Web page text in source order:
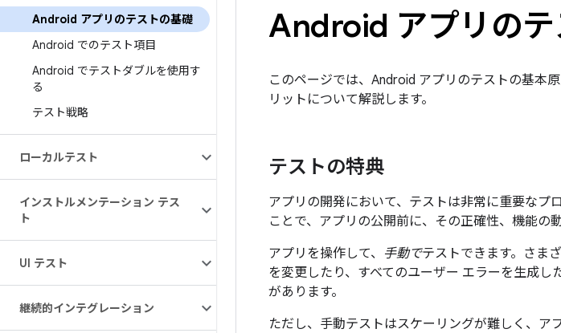
Android アプリのテストの基礎
Android でのテスト項目
Android でテストダブルを使用す
る
テスト戦略
ローカルテスト
インストルメンテーション テス
ト
UI テスト
継続的インテグレーション
Android アプリの
このページでは、Android アプリのテストの基本
リットについて解説します。
テストの特典
アプリの開発において、テストは非常に重要なプ
ことで、アプリの公開前に、その正確性、機能の
アプリを操作して、 手動でテストできます。さま
を変更したり、すべてのユーザー エラーを生成し
があります。
ただし、手動テストはスケーリングが難しく、ア